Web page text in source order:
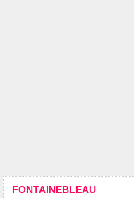
FONTAINEBLEAU